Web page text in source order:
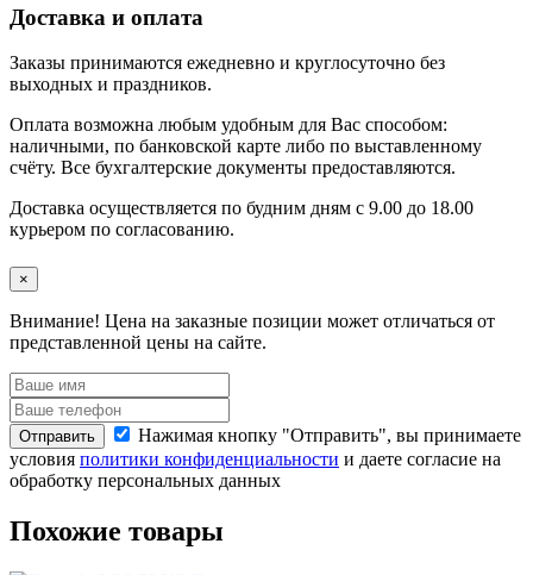
Доставка и оплата
Заказы принимаются ежедневно и круглосуточно без
выходных и праздников.
Оплата возможна любым удобным для Вас способом:
наличными, по банковской карте либо по выставленному
счёту. Все бухгалтерские документы предоставляются.
Доставка осуществляется по будним дням с 9.00 до 18.00
курьером по согласованию.
×
Внимание! Цена на заказные позиции может отличаться от
представленной цены на сайте.
Отправить
Нажимая кнопку "Отправить", вы принимаете
условия политики конфиденциальности и даете согласие на
обработку персональных данных
Похожие товары